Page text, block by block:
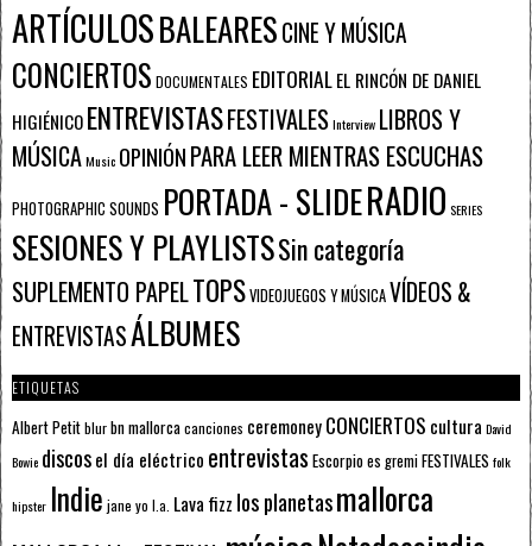
ARTÍCULOSBALEARESCINE Y MÚSICA
CONCIERTOS DOCUMENTALES EDITORIALEL RINCÓN DE DANIEL
HIGIÉNICOENTREVISTASFESTIVALESInterview LIBROS Y
MÚSICAMusic OPINIÓNPARA LEER MIENTRAS ESCUCHAS
PHOTOGRAPHIC SOUNDS PORTADA - SLIDERADIO SERIES
SESIONES Y PLAYLISTSSin categoría
SUPLEMENTO PAPELTOPSVIDEOJUEGOS Y MÚSICAVÍDEOS &
ENTREVISTASÁLBUMES
ETIQUETAS
Albert Petitblurbn mallorcacanciones ceremoneyCONCIERTOS cultura David
Bowie discosel día eléctrico entrevistas Escorpioes gremiFESTIVALES folk
hipster Indie jane yo l.a. Lava fizz los planetasmallorca